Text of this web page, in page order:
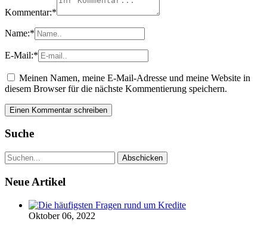
Kommentar:*
Name:*
E-Mail:*
Meinen Namen, meine E-Mail-Adresse und meine Website in
diesem Browser für die nächste Kommentierung speichern.
Suche
Neue Artikel
Oktober 06, 2022